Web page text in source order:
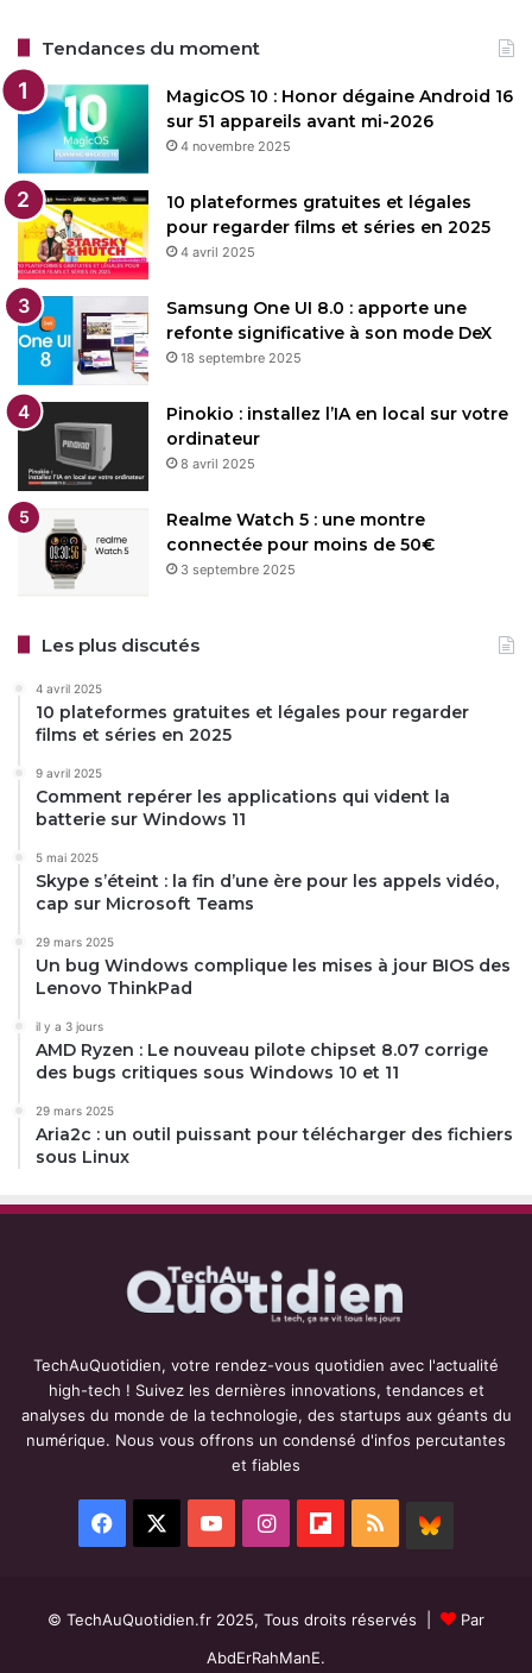
Tendances du moment
MagicOS 10 : Honor dégaine Android 16
sur 51 appareils avant mi-2026
4 novembre 2025
10 plateformes gratuites et légales
pour regarder films et séries en 2025
4 avril 2025
Samsung One UI 8.0 : apporte une
refonte significative à son mode DeX
18 septembre 2025
Pinokio : installez l’IA en local sur votre
ordinateur
8 avril 2025
Realme Watch 5 : une montre
connectée pour moins de 50€
3 septembre 2025
Les plus discutés
4 avril 2025
10 plateformes gratuites et légales pour regarder
films et séries en 2025
9 avril 2025
Comment repérer les applications qui vident la
batterie sur Windows 11
5 mai 2025
Skype s’éteint : la fin d’une ère pour les appels vidéo,
cap sur Microsoft Teams
29 mars 2025
Un bug Windows complique les mises à jour BIOS des
Lenovo ThinkPad
il y a 3 jours
AMD Ryzen : Le nouveau pilote chipset 8.07 corrige
des bugs critiques sous Windows 10 et 11
29 mars 2025
Aria2c : un outil puissant pour télécharger des fichiers
sous Linux
TechAuQuotidien, votre rendez-vous quotidien avec l'actualité
high-tech ! Suivez les dernières innovations, tendances et
analyses du monde de la technologie, des startups aux géants du
numérique. Nous vous offrons un condensé d'infos percutantes
et fiables
Facebook YouTubeInstagramFlipboard
RSS
© TechAuQuotidien.fr 2025, Tous droits réservés |
Par
AbdErRahManE.